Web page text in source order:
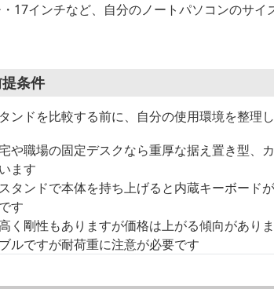
17インチなど、自分のノートパソコンのサイ
条件
ンドを比較する前に、自分の使用環境を整理
や職場の固定デスクなら重厚な据え置き型、
ます
タンドで本体を持ち上げると内蔵キーボード
す
く剛性もありますが価格は上がる傾向がありま
ルですが耐荷重に注意が必要です